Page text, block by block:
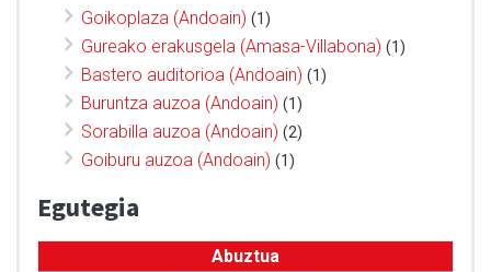
Goikoplaza (Andoain) (1)
Gureako erakusgela (Amasa-Villabona) (1)
Bastero auditorioa (Andoain) (1)
Buruntza auzoa (Andoain) (1)
Sorabilla auzoa (Andoain) (2)
Goiburu auzoa (Andoain) (1)
Egutegia
Abuztua